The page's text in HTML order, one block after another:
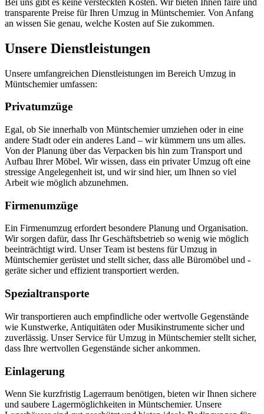
transparente Preise für Ihren Umzug in Müntschemier. Von Anfang
an wissen Sie genau, welche Kosten auf Sie zukommen.
Unsere Dienstleistungen
Unsere umfangreichen Dienstleistungen im Bereich Umzug in
Müntschemier umfassen:
Privatumzüge
Egal, ob Sie innerhalb von Müntschemier umziehen oder in eine
andere Stadt oder ein anderes Land – wir kümmern uns um alles.
Von der Planung über das Verpacken bis hin zum Transport und
Aufbau Ihrer Möbel. Wir wissen, dass ein privater Umzug oft eine
stressige Angelegenheit ist, und wir sind hier, um Ihnen so viel
Arbeit wie möglich abzunehmen.
Firmenumzüge
Ein Firmenumzug erfordert besondere Planung und Organisation.
Wir sorgen dafür, dass Ihr Geschäftsbetrieb so wenig wie möglich
beeinträchtigt wird. Unser Team ist bestens für Umzug in
Müntschemier gerüstet und stellt sicher, dass alle Büromöbel und -
geräte sicher und effizient transportiert werden.
Spezialtransporte
Wir transportieren auch empfindliche oder wertvolle Gegenstände
wie Kunstwerke, Antiquitäten oder Musikinstrumente sicher und
zuverlässig. Unser Service für Umzug in Müntschemier stellt sicher,
dass Ihre wertvollen Gegenstände sicher ankommen.
Einlagerung
Wenn Sie kurzfristig Lagerraum benötigen, bieten wir Ihnen sichere
und saubere Lagermöglichkeiten in Müntschemier. Unsere